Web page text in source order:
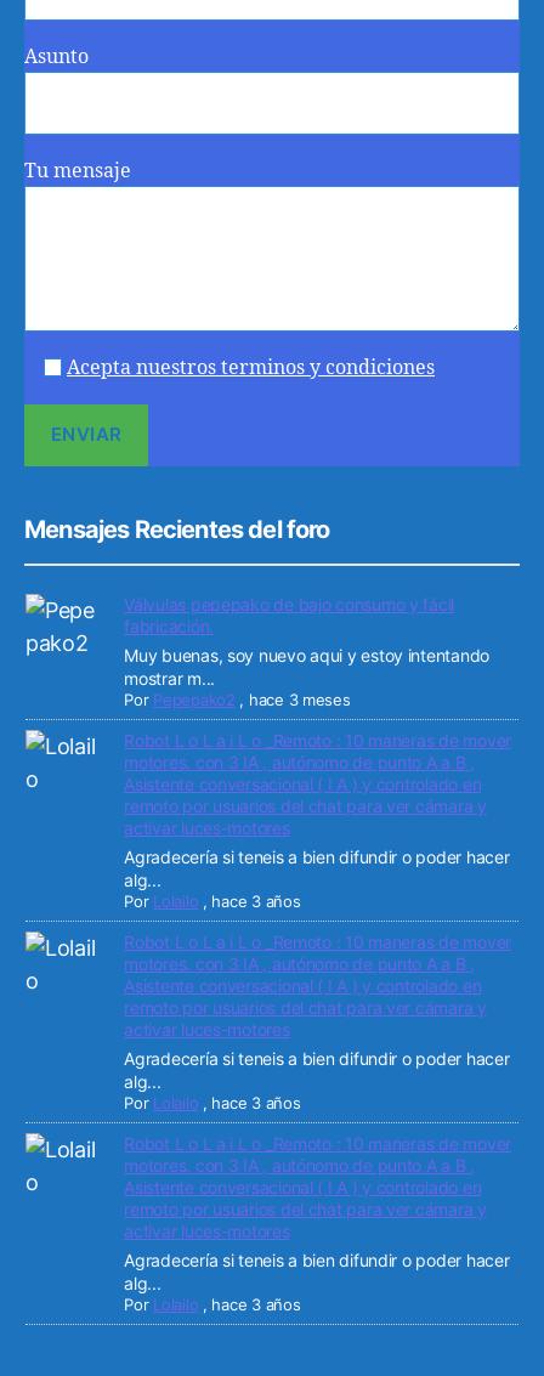
Asunto
Tu mensaje
Acepta nuestros terminos y condiciones
Mensajes Recientes del foro
Válvulas pepepako de bajo consumo y fácil
fabricación.
Muy buenas, soy nuevo aqui y estoy intentando
mostrar m...
Por Pepepako2 , hace 3 meses
Robot L o L a i L o _Remoto : 10 maneras de mover
motores. con 3 IA , autónomo de punto A a B ,
Asistente conversacional ( I A ) y controlado en
remoto por usuarios del chat para ver cámara y
activar luces-motores
Agradecería si teneis a bien difundir o poder hacer
alg...
Por Lolailo , hace 3 años
Robot L o L a i L o _Remoto : 10 maneras de mover
motores. con 3 IA , autónomo de punto A a B ,
Asistente conversacional ( I A ) y controlado en
remoto por usuarios del chat para ver cámara y
activar luces-motores
Agradecería si teneis a bien difundir o poder hacer
alg...
Por Lolailo , hace 3 años
Robot L o L a i L o _Remoto : 10 maneras de mover
motores. con 3 IA , autónomo de punto A a B ,
Asistente conversacional ( I A ) y controlado en
remoto por usuarios del chat para ver cámara y
activar luces-motores
Agradecería si teneis a bien difundir o poder hacer
alg...
Por Lolailo , hace 3 años